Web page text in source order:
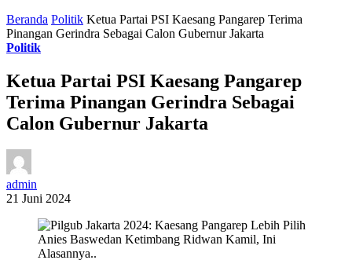
Beranda Politik Ketua Partai PSI Kaesang Pangarep Terima
Pinangan Gerindra Sebagai Calon Gubernur Jakarta
Politik
Ketua Partai PSI Kaesang Pangarep
Terima Pinangan Gerindra Sebagai
Calon Gubernur Jakarta
admin
21 Juni 2024